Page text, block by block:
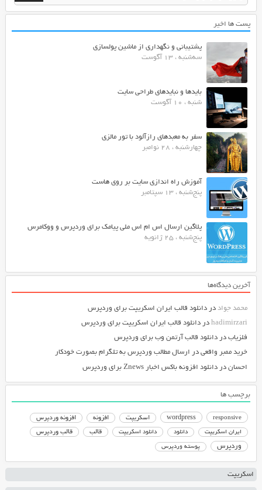
پست ها اخیر
پشتیبانی و نگهداری از ماشین پولسازی
سه‌شنبه ، 13 آگوست
بایدها و نبایدهای طراحی سایت
شنبه ، 10 آگوست
سفر به معبدهای رازآلود با تور مالزی
چهارشنبه ، 28 نوامبر
آموزش راه اندازی سایت بر روی هاست
پنج‌شنبه ، 13 سپتامبر
پلاگین ارسال اس ام اس ملی پیامک برای وردپرس و ووکامرس
پنج‌شنبه ، 25 ژانویه
آخرین دیدگاه‌ها
محمد جواددر دانلود قالب ایران اسکریپت برای وردپرس
hadimirzariدر دانلود قالب ایران اسکریپت برای وردپرس
فلزیابدر دانلود قالب آرتمن وب برای وردپرس
خرید ممبر واقعیدر ارسال مطالب وردپرس به تلگرام بصورت خودکار
احساندر دانلود افزونه باکس اخبار Znews برای وردپرس
برچسب ها
responsive
wordpress اسکریپت افزونه افزونه وردپرس
ایران اسکریپت دانلود دانلود اسکریپت قالب قالب وردپرس
وردپرس پوسته وردپرس
اسکریپت